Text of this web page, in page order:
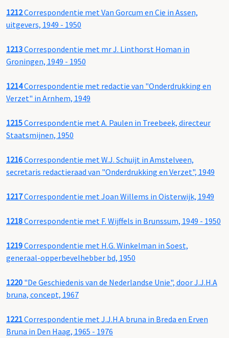
1212Correspondentie met Van Gorcum en Cie in Assen,
uitgevers, 1949 - 1950
1213Correspondentie met mr J. Linthorst Homan in
Groningen, 1949 - 1950
1214Correspondentie met redactie van "Onderdrukking en
Verzet" in Arnhem, 1949
1215Correspondentie met A. Paulen in Treebeek, directeur
Staatsmijnen, 1950
1216Correspondentie met W.J. Schuijt in Amstelveen,
secretaris redactieraad van "Onderdrukking en Verzet", 1949
1217Correspondentie met Joan Willems in Oisterwijk, 1949
1218Correspondentie met F. Wijffels in Brunssum, 1949 - 1950
1219Correspondentie met H.G. Winkelman in Soest,
generaal-opperbevelhebber bd, 1950
1220 "De Geschiedenis van de Nederlandse Unie", door J.J.H.A
bruna, concept, 1967
1221Correspondentie met J.J.H.A bruna in Breda en Erven
Bruna in Den Haag, 1965 - 1976